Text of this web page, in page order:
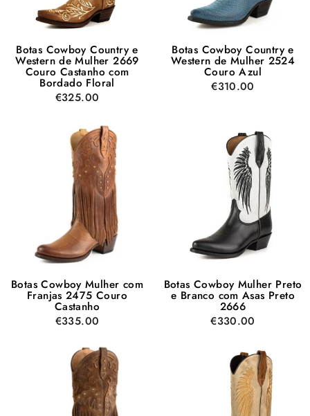
Botas Cowboy Country e
Western de Mulher 2669
Couro Castanho com
Bordado Floral
€325.00
Botas Cowboy Country e
Western de Mulher 2524
Couro Azul
€310.00
Botas Cowboy Mulher com
Franjas 2475 Couro
Castanho
€335.00
Botas Cowboy Mulher Preto
e Branco com Asas Preto
2666
€330.00